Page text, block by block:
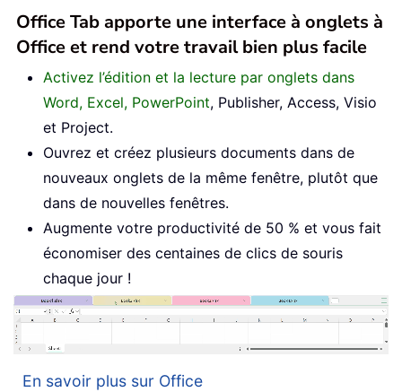
Office Tab apporte une interface à onglets à
Office et rend votre travail bien plus facile
Activez l’édition et la lecture par onglets dans
Word, Excel, PowerPoint, Publisher, Access, Visio
et Project.
Ouvrez et créez plusieurs documents dans de
nouveaux onglets de la même fenêtre, plutôt que
dans de nouvelles fenêtres.
Augmente votre productivité de 50 % et vous fait
économiser des centaines de clics de souris
chaque jour !
En savoir plus sur Office